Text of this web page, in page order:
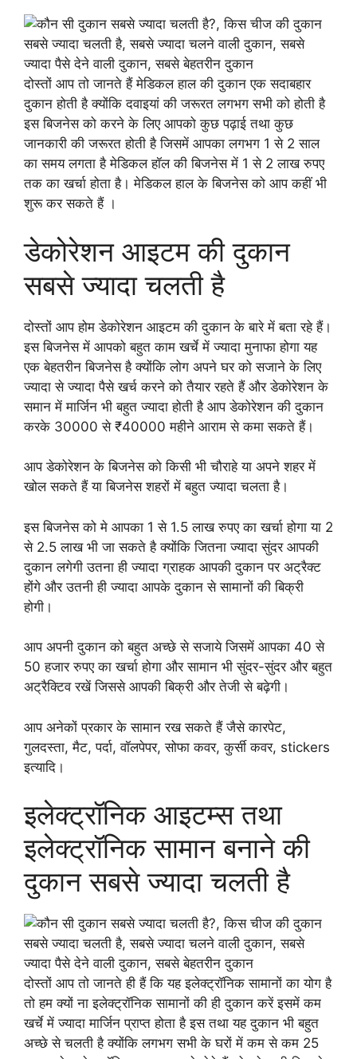
दोस्तों आप तो जानते हैं मेडिकल हाल की दुकान एक सदाबहार
दुकान होती है क्योंकि दवाइयां की जरूरत लगभग सभी को होती है
इस बिजनेस को करने के लिए आपको कुछ पढ़ाई तथा कुछ
जानकारी की जरूरत होती है जिसमें आपका लगभग 1 से 2 साल
का समय लगता है मेडिकल हॉल की बिजनेस में 1 से 2 लाख रुपए
तक का खर्चा होता है। मेडिकल हाल के बिजनेस को आप कहीं भी
शुरू कर सकते हैं ।
डेकोरेशन आइटम की दुकान
सबसे ज्यादा चलती है
दोस्तों आप होम डेकोरेशन आइटम की दुकान के बारे में बता रहे हैं।
इस बिजनेस में आपको बहुत काम खर्चे में ज्यादा मुनाफा होगा यह
एक बेहतरीन बिजनेस है क्योंकि लोग अपने घर को सजाने के लिए
ज्यादा से ज्यादा पैसे खर्च करने को तैयार रहते हैं और डेकोरेशन के
समान में मार्जिन भी बहुत ज्यादा होती है आप डेकोरेशन की दुकान
करके 30000 से ₹40000 महीने आराम से कमा सकते हैं।
आप डेकोरेशन के बिजनेस को किसी भी चौराहे या अपने शहर में
खोल सकते हैं या बिजनेस शहरों में बहुत ज्यादा चलता है।
इस बिजनेस को मे आपका 1 से 1.5 लाख रुपए का खर्चा होगा या 2
से 2.5 लाख भी जा सकते है क्योंकि जितना ज्यादा सुंदर आपकी
दुकान लगेगी उतना ही ज्यादा ग्राहक आपकी दुकान पर अट्रैक्ट
होंगे और उतनी ही ज्यादा आपके दुकान से सामानों की बिक्री
होगी।
आप अपनी दुकान को बहुत अच्छे से सजाये जिसमें आपका 40 से
50 हजार रुपए का खर्चा होगा और सामान भी सुंदर-सुंदर और बहुत
अट्रैक्टिव रखें जिससे आपकी बिक्री और तेजी से बढ़ेगी।
आप अनेकों प्रकार के सामान रख सकते हैं जैसे कारपेट,
गुलदस्ता, मैट, पर्दा, वॉलपेपर, सोफा कवर, कुर्सी कवर, stickers
इत्यादि।
इलेक्ट्रॉनिक आइटम्स तथा
इलेक्ट्रॉनिक सामान बनाने की
दुकान सबसे ज्यादा चलती है
दोस्तों आप तो जानते ही हैं कि यह इलेक्ट्रॉनिक सामानों का योग है
तो हम क्यों ना इलेक्ट्रॉनिक सामानों की ही दुकान करें इसमें कम
खर्चे में ज्यादा मार्जिन प्राप्त होता है इस तथा यह दुकान भी बहुत
अच्छे से चलती है क्योंकि लगभग सभी के घरों में कम से कम 25